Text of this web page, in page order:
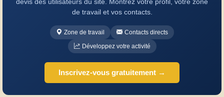
de travail et vos contacts.
Zone de travail
Contacts directs
Développez votre activité
Inscrivez-vous gratuitement →